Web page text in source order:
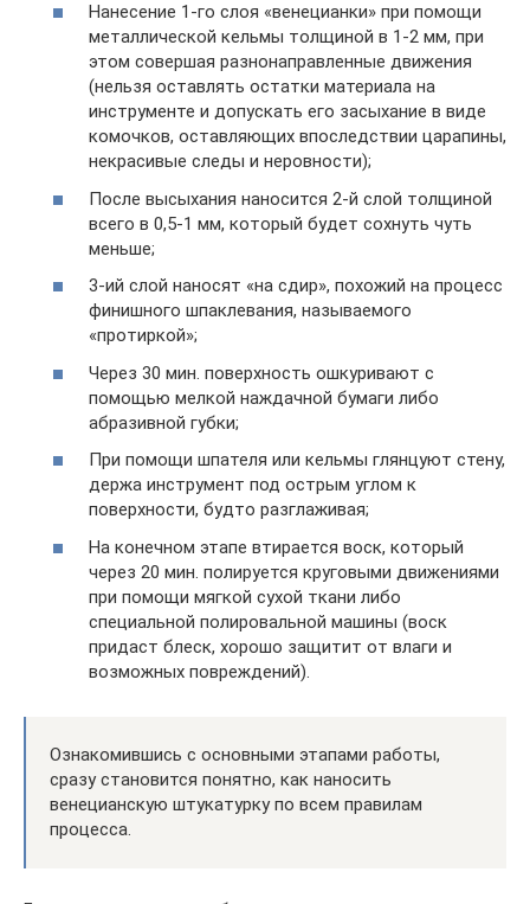
Нанесение 1-го слоя «венецианки» при помощи
металлической кельмы толщиной в 1-2 мм, при
этом совершая разнонаправленные движения
(нельзя оставлять остатки материала на
инструменте и допускать его засыхание в виде
комочков, оставляющих впоследствии царапины,
некрасивые следы и неровности);
После высыхания наносится 2-й слой толщиной
всего в 0,5-1 мм, который будет сохнуть чуть
меньше;
3-ий слой наносят «на сдир», похожий на процесс
финишного шпаклевания, называемого
«протиркой»;
Через 30 мин. поверхность ошкуривают с
помощью мелкой наждачной бумаги либо
абразивной губки;
При помощи шпателя или кельмы глянцуют стену,
держа инструмент под острым углом к
поверхности, будто разглаживая;
На конечном этапе втирается воск, который
через 20 мин. полируется круговыми движениями
при помощи мягкой сухой ткани либо
специальной полировальной машины (воск
придаст блеск, хорошо защитит от влаги и
возможных повреждений).
Ознакомившись с основными этапами работы,
сразу становится понятно, как наносить
венецианскую штукатурку по всем правилам
процесса.